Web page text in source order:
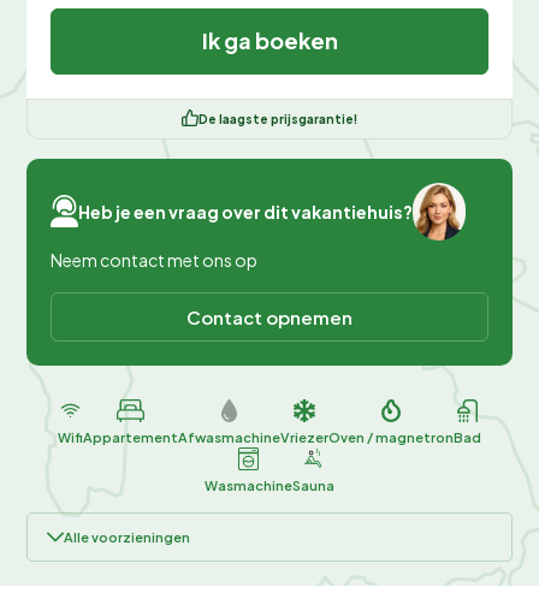
Ik ga boeken
De laagste prijsgarantie!
Heb je een vraag over dit vakantiehuis?
Neem contact met ons op
Contact opnemen
WifiAppartementAfwasmachineVriezerOven / magnetronBad
WasmachineSauna
Alle voorzieningen